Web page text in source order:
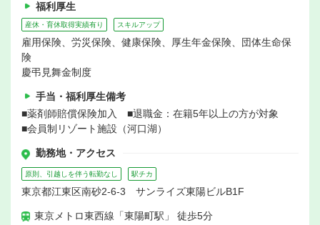
福利厚生
産休・育休取得実績有り スキルアップ
雇用保険、労災保険、健康保険、厚生年金保険、団体生命保
険
慶弔見舞金制度
手当・福利厚生備考
■薬剤師賠償保険加入 ■退職金：在籍5年以上の方が対象
■会員制リゾート施設（河口湖）
勤務地・アクセス
原則、引越しを伴う転勤なし 駅チカ
東京都江東区南砂2-6-3 サンライズ東陽ビルB1F
東京メトロ東西線「東陽町駅」 徒歩5分